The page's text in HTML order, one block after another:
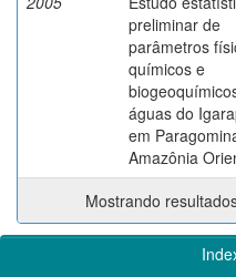
preliminar de
parâmetros
químicos e
águas do
em
Amazônia
Mostrando